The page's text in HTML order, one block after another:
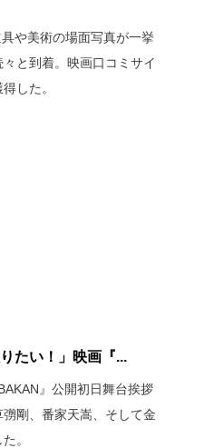
や美術の場面写真が一挙
と到着。映画口コミサイ
した。
たい！」映画『...
』公開初日舞台挨拶
剛、番家天嵩、そして金
。